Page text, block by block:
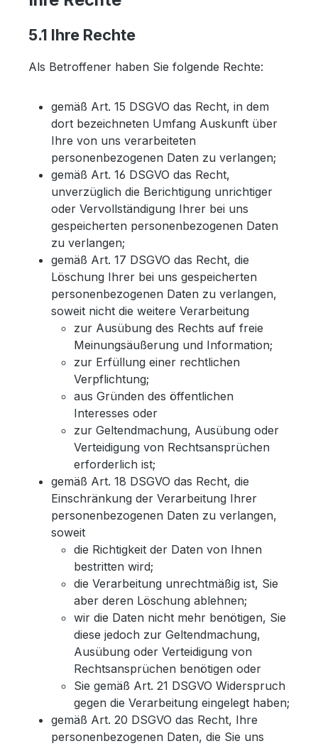
5.1 Ihre Rechte
Als Betroffener haben Sie folgende Rechte:
gemäß Art. 15 DSGVO das Recht, in dem
dort bezeichneten Umfang Auskunft über
Ihre von uns verarbeiteten
personenbezogenen Daten zu verlangen;
gemäß Art. 16 DSGVO das Recht,
unverzüglich die Berichtigung unrichtiger
oder Vervollständigung Ihrer bei uns
gespeicherten personenbezogenen Daten
zu verlangen;
gemäß Art. 17 DSGVO das Recht, die
Löschung Ihrer bei uns gespeicherten
personenbezogenen Daten zu verlangen,
soweit nicht die weitere Verarbeitung
zur Ausübung des Rechts auf freie
Meinungsäußerung und Information;
zur Erfüllung einer rechtlichen
Verpflichtung;
aus Gründen des öffentlichen
Interesses oder
zur Geltendmachung, Ausübung oder
Verteidigung von Rechtsansprüchen
erforderlich ist;
gemäß Art. 18 DSGVO das Recht, die
Einschränkung der Verarbeitung Ihrer
personenbezogenen Daten zu verlangen,
soweit
die Richtigkeit der Daten von Ihnen
bestritten wird;
die Verarbeitung unrechtmäßig ist, Sie
aber deren Löschung ablehnen;
wir die Daten nicht mehr benötigen, Sie
diese jedoch zur Geltendmachung,
Ausübung oder Verteidigung von
Rechtsansprüchen benötigen oder
Sie gemäß Art. 21 DSGVO Widerspruch
gegen die Verarbeitung eingelegt haben;
gemäß Art. 20 DSGVO das Recht, Ihre
personenbezogenen Daten, die Sie uns